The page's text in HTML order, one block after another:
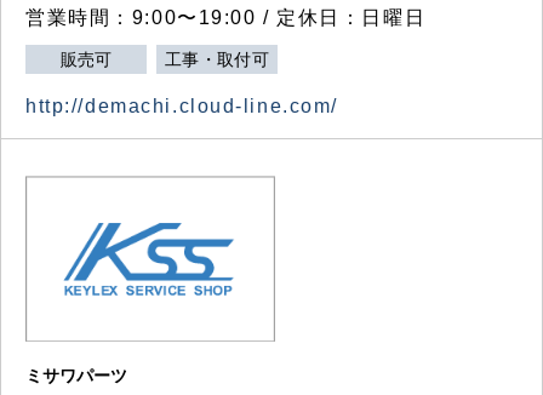
営業時間：9:00〜19:00 / 定休日：日曜日
販売可 工事・取付可
http://demachi.cloud-line.com/
ミサワパーツ